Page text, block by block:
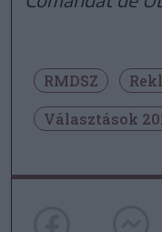
RMDSZ
Választások